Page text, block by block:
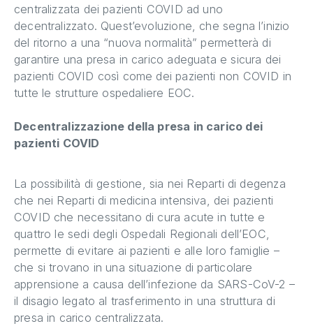
centralizzata dei pazienti COVID ad uno
decentralizzato. Quest’evoluzione, che segna l’inizio
del ritorno a una “nuova normalità” permetterà di
garantire una presa in carico adeguata e sicura dei
pazienti COVID così come dei pazienti non COVID in
tutte le strutture ospedaliere EOC.
Decentralizzazione della presa in carico dei
pazienti COVID
La possibilità di gestione, sia nei Reparti di degenza
che nei Reparti di medicina intensiva, dei pazienti
COVID che necessitano di cura acute in tutte e
quattro le sedi degli Ospedali Regionali dell’EOC,
permette di evitare ai pazienti e alle loro famiglie –
che si trovano in una situazione di particolare
apprensione a causa dell’infezione da SARS-CoV-2 –
il disagio legato al trasferimento in una struttura di
presa in carico centralizzata.